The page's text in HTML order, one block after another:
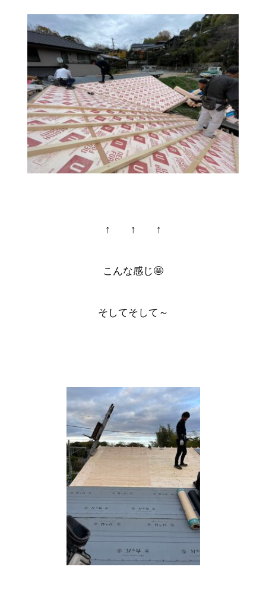
↑ ↑ ↑
こんな感じ🤩
そしてそして～